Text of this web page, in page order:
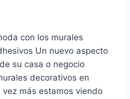
con los murales
Un nuevo aspecto
su casa o negocio
decorativos en
vez más estamos viendo